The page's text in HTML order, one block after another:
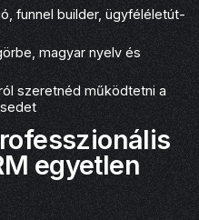
funnel builder, ügyféléletút-
magyar nyelv és
szeretnéd működtetni a
egyetlen